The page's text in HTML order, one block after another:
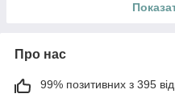
Про нас
99% позитивних з 395